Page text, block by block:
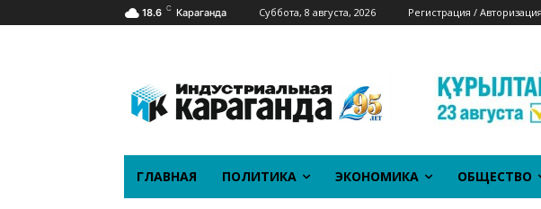
18.6 C Караганда Суббота, 8 августа, 2026 Регистрация / Авторизация
ГЛАВНАЯ ПОЛИТИКА ЭКОНОМИКА ОБЩЕСТВО